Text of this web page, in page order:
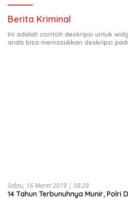
Berita Kriminal
Ini adalah contoh deskripsi untuk
anda bisa memasukkan deskripsi
Sabtu, 16 Maret 2019 | 08:28
14 Tahun Terbunuhnya Munir, Polri